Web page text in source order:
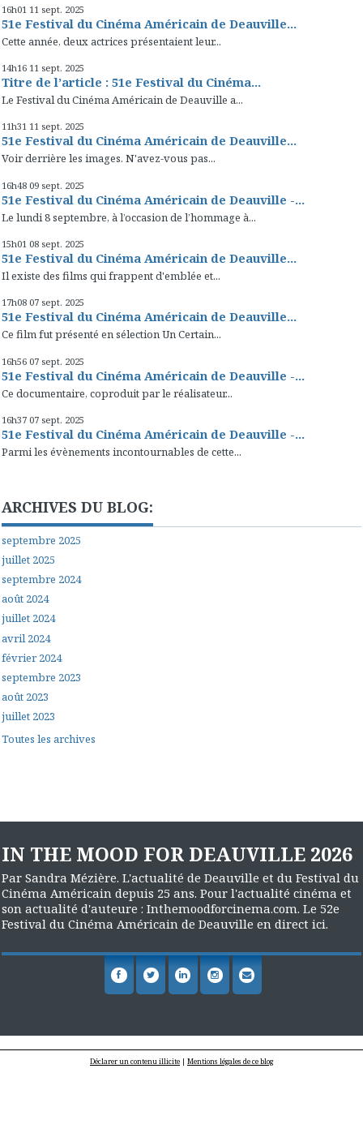
16h01 11 sept. 2025
51e Festival du Cinéma Américain de Deauville...
Cette année, deux actrices présentaient leur...
14h16 11 sept. 2025
Titre de l’article : 51e Festival du Cinéma...
Le Festival du Cinéma Américain de Deauville a...
11h31 11 sept. 2025
51e Festival du Cinéma Américain de Deauville...
Voir derrière les images. N'avez-vous pas...
16h48 09 sept. 2025
51e Festival du Cinéma Américain de Deauville -...
Le lundi 8 septembre, à l’occasion de l’hommage à...
15h01 08 sept. 2025
51e Festival du Cinéma Américain de Deauville...
Il existe des films qui frappent d'emblée et...
17h08 07 sept. 2025
51e Festival du Cinéma Américain de Deauville...
Ce film fut présenté en sélection Un Certain...
16h56 07 sept. 2025
51e Festival du Cinéma Américain de Deauville -...
Ce documentaire, coproduit par le réalisateur...
16h37 07 sept. 2025
51e Festival du Cinéma Américain de Deauville -...
Parmi les évènements incontournables de cette...
ARCHIVES DU BLOG:
septembre 2025
juillet 2025
septembre 2024
août 2024
juillet 2024
avril 2024
février 2024
septembre 2023
août 2023
juillet 2023
Toutes les archives
IN THE MOOD FOR DEAUVILLE 2026
Par Sandra Mézière. L'actualité de Deauville et du Festival du
Cinéma Américain depuis 25 ans. Pour l'actualité cinéma et
son actualité d'auteure : Inthemoodforcinema.com. Le 52e
Festival du Cinéma Américain de Deauville en direct ici.
Déclarer un contenu illicite | Mentions légales de ce blog